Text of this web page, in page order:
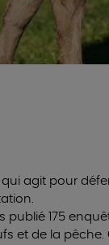
qui agit pour
publié 175
et de la pêche.